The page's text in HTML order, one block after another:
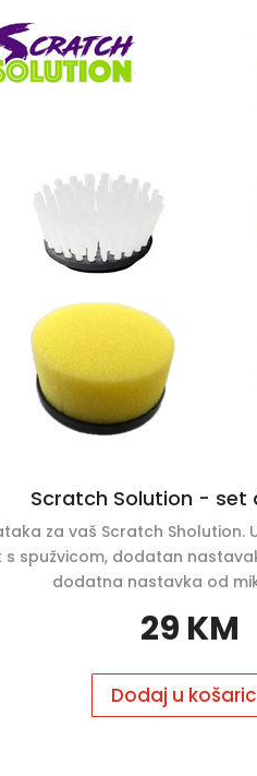
Scratch Solution - set
za vaš Scratch Sholution.
s spužvicom, dodatan
dodatna nastavka od
29 KM
Dodaj u